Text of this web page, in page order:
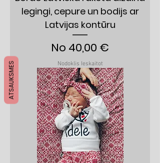
legingi, cepure un bodijs ar
Latvijas kontūru
No 40,00 €
Izpārdošanas cena
Nodoklis Ieskaitot
ATSAUKSMES